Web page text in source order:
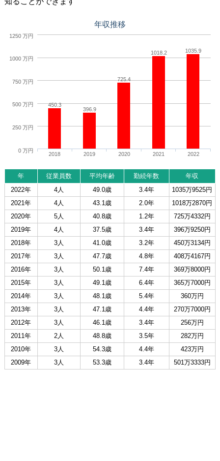
年収推移
450.3
396.9
725.4
1018.2 1035.9
2018 2019 2020 2021 2022
0 万円
250 万円
500 万円
750 万円
1000 万円
1250 万円
年 従業員数 平均年齢 勤続年数
年収
2022年
4人 49.0歳 3.4年
1035万9525円
2021年
4人 43.1歳 2.0年
1018万2870円
2020年
5人 40.8歳 1.2年
725万4332円
2019年
4人 37.5歳 3.4年
396万9250円
2018年
3人 41.0歳 3.2年
450万3134円
2017年
3人 47.7歳 4.8年
408万4167円
2016年
3人 50.1歳 7.4年
369万8000円
2015年
3人 49.1歳 6.4年
365万7000円
2014年
3人 48.1歳 5.4年
360万円
2013年
3人 47.1歳 4.4年
270万7000円
2012年
3人 46.1歳 3.4年
256万円
2011年
2人 48.8歳 3.5年
282万円
2010年
3人 54.3歳 4.4年
423万円
2009年
3人 53.3歳 3.4年 501万3333円